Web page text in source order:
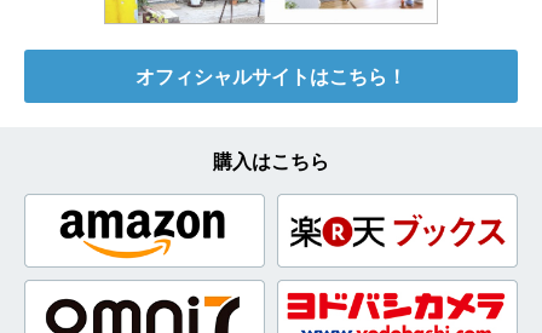
オフィシャルサイトはこちら！
購入はこちら